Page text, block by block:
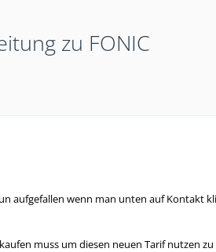
zu FONIC
aufgefallen wenn man unten auf Kontakt
muss um diesen neuen Tarif nutzen